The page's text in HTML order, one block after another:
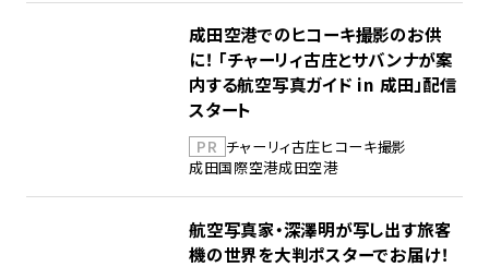
成田空港でのヒコーキ撮影のお供
に！ 「チャーリィ古庄とサバンナが案
内する航空写真ガイド in 成田」配信
スタート
PR チャーリィ古庄ヒコーキ撮影
成田国際空港成田空港
航空写真家・深澤明が写し出す旅客
機の世界を大判ポスターでお届け！